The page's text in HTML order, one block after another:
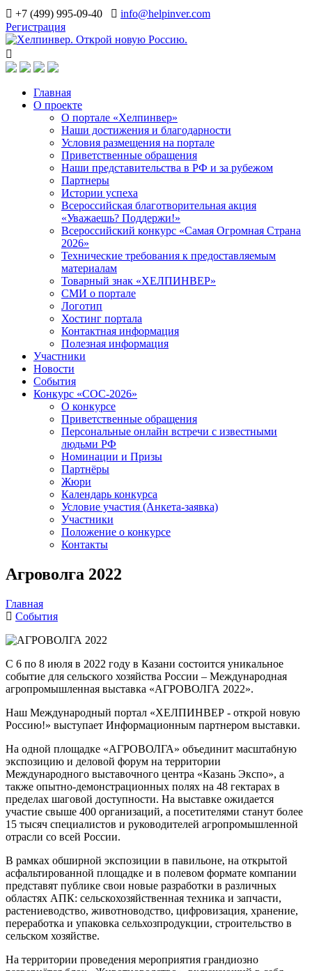
+7 (499) 995-09-40
info@helpinver.com
Регистрация
Главная
О проекте
О портале «Хелпинвер»
Наши достижения и благодарности
Условия размещения на портале
Приветственные обращения
Наши представительства в РФ и за рубежом
Партнеры
Истории успеха
Всероссийская благотворительная акция
«Уважаешь? Поддержи!»
Всероссийский конкурс «Самая Огромная Страна
2026»
Технические требования к предоставляемым
материалам
Товарный знак «ХЕЛПИНВЕР»
СМИ о портале
Логотип
Хостинг портала
Контактная информация
Полезная информация
Участники
Новости
События
Конкурс «СОС-2026»
О конкурсе
Приветственные обращения
Персональные онлайн встречи с известными
людьми РФ
Номинации и Призы
Партнёры
Жюри
Календарь конкурса
Условие участия (Анкета-заявка)
Участники
Положение о конкурсе
Контакты
Агроволга 2022
Главная
События
С 6 по 8 июля в 2022 году в Казани состоится уникальное
событие для сельского хозяйства России – Международная
агропромышленная выставка «АГРОВОЛГА 2022».
Наш Международный портал «ХЕЛПИНВЕР - открой новую
Россию!» выступает Информационным партнером выставки.
На одной площадке «АГРОВОЛГА» объединит масштабную
экспозицию и деловой форум на территории
Международного выставочного центра «Казань Экспо», а
также опытно-демонстрационных полях на 48 гектарах в
пределах шаговой доступности. На выставке ожидается
участие свыше 400 организаций, а посетителями станут более
15 тысяч специалистов и руководителей агропромышленной
отрасли со всей России.
В рамках обширной экспозиции в павильоне, на открытой
асфальтированной площадке и в полевом формате компании
представят публике свои новые разработки в различных
областях АПК: cельскохозяйственная техника и запчасти,
растениеводство, животноводство, цифровизация, хранение,
переработка и упаковка сельхозпродукции, строительство в
сельском хозяйстве.
На территории проведения мероприятия грандиозно